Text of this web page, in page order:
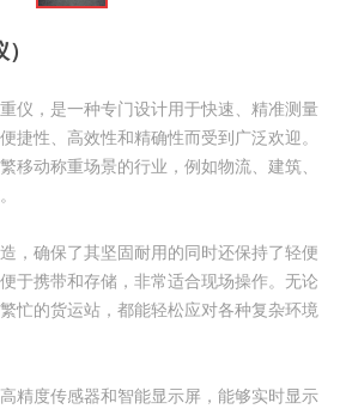
仪，是一种专门设计用于快速、精准测量
捷性、高效性和精确性而受到广泛欢迎。
移动称重场景的行业，例如物流、建筑、
，确保了其坚固耐用的同时还保持了轻便
于携带和存储，非常适合现场操作。无论
忙的货运站，都能轻松应对各种复杂环境
精度传感器和智能显示屏，能够实时显示